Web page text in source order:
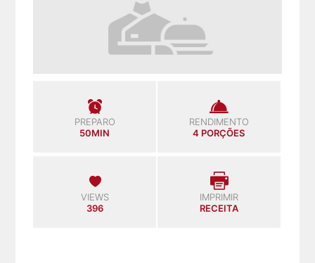
PREPARO
50MIN
RENDIMENTO
4 PORÇÕES
VIEWS
396
IMPRIMIR
RECEITA